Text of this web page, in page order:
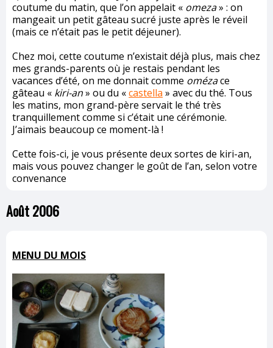
coutume du matin, que l’on appelait « omeza» : on
mangeait un petit gâteau sucré juste après le réveil
(mais ce n’était pas le petit déjeuner).
Chez moi, cette coutume n’existait déjà plus, mais chez
mes grands-parents où je restais pendant les
vacances d’été, on me donnait comme omézace
gâteau « kiri-an» ou du «castella » avec du thé. Tous
les matins, mon grand-père servait le thé très
tranquillement comme si c’était une cérémonie.
J’aimais beaucoup ce moment-là !
Cette fois-ci, je vous présente deux sortes de kiri-an,
mais vous pouvez changer le goût de l’an, selon votre
convenance
Août 2006
MENU DU MOIS